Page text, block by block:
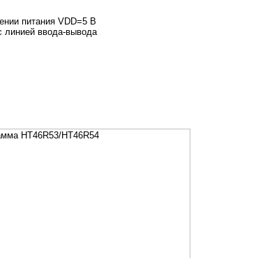
питания VDD=5 В
ввода-вывода